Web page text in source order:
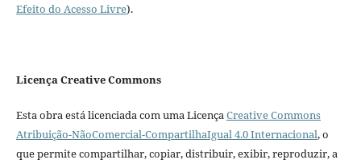
Efeito do Acesso Livre).
Licença Creative Commons
Esta obra está licenciada com uma Licença Creative Commons
Atribuição-NãoComercial-CompartilhaIgual 4.0 Internacional, o
que permite compartilhar, copiar, distribuir, exibir, reproduzir, a